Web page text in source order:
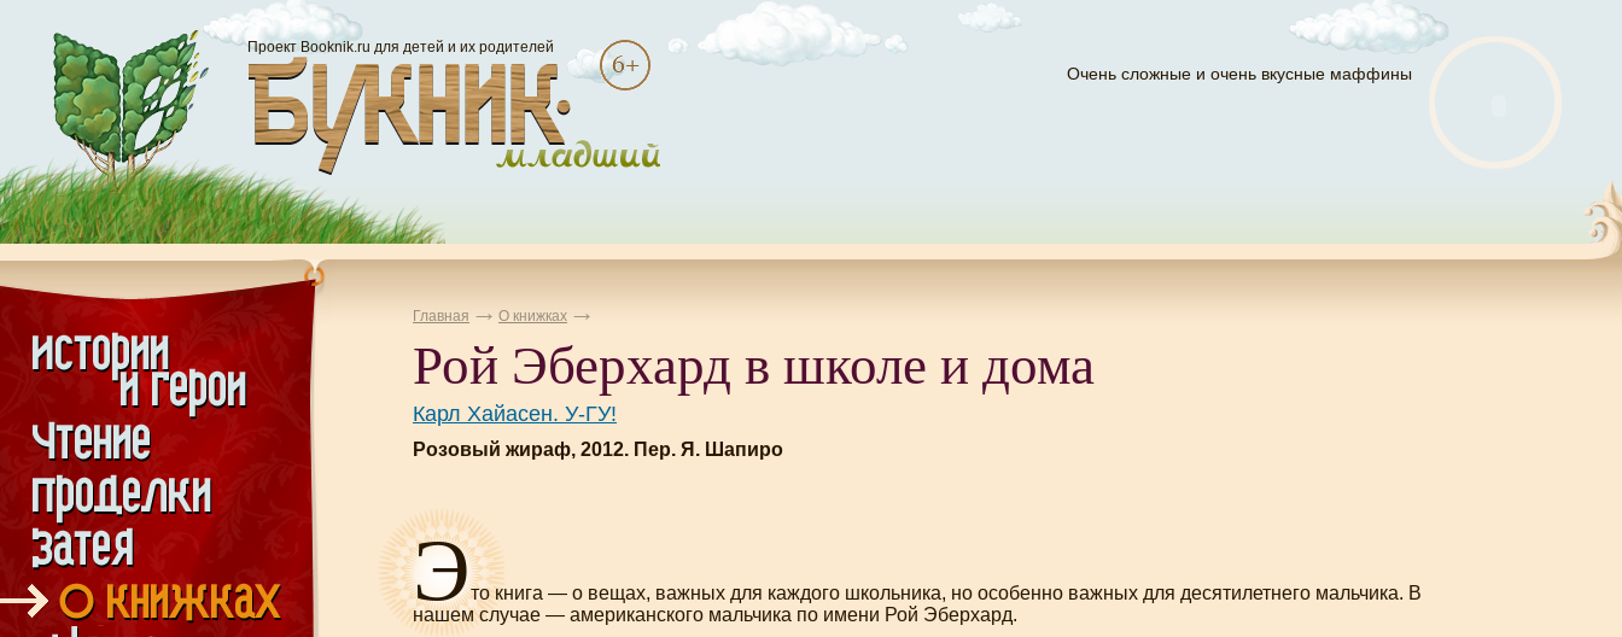
Проект Booknik.ru для детей и их родителей
Очень сложные и очень вкусные маффины
Главная О книжках
Рой Эберхард в школе и дома
Карл Хайасен. У-ГУ!
Розовый жираф, 2012. Пер. Я. Шапиро
Это книга — о вещах, важных для каждого школьника, но особенно важных для десятилетнего мальчика. В
нашем случае — американского мальчика по имени Рой Эберхард.